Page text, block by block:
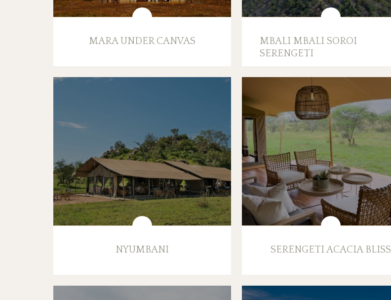
MARA UNDER CANVAS
MBALI MBALI SOROI
SERENGETI
NYUMBANI SERENGETI ACACIA BLISS